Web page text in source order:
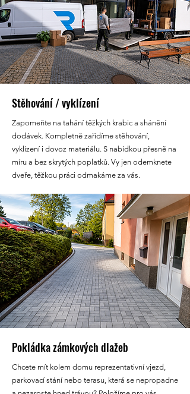
Stěhování / vyklízení
Zapomeňte na tahání těžkých krabic a shánění
dodávek. Kompletně zařídíme stěhování,
vyklízení i dovoz materiálu. S nabídkou přesně na
míru a bez skrytých poplatků. Vy jen odemknete
dveře, těžkou práci odmakáme za vás.
Pokládka zámkových dlažeb
Chcete mít kolem domu reprezentativní vjezd,
parkovací stání nebo terasu, která se nepropadne